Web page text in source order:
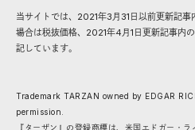
当サイトでは、2021年3月31日以前更新記
場合は税抜価格、2021年4月1日更新記事内
記しています。
Trademark TARZAN owned by EDGAR
permission.
『ターザン』の登録商標は、米国エドガー・